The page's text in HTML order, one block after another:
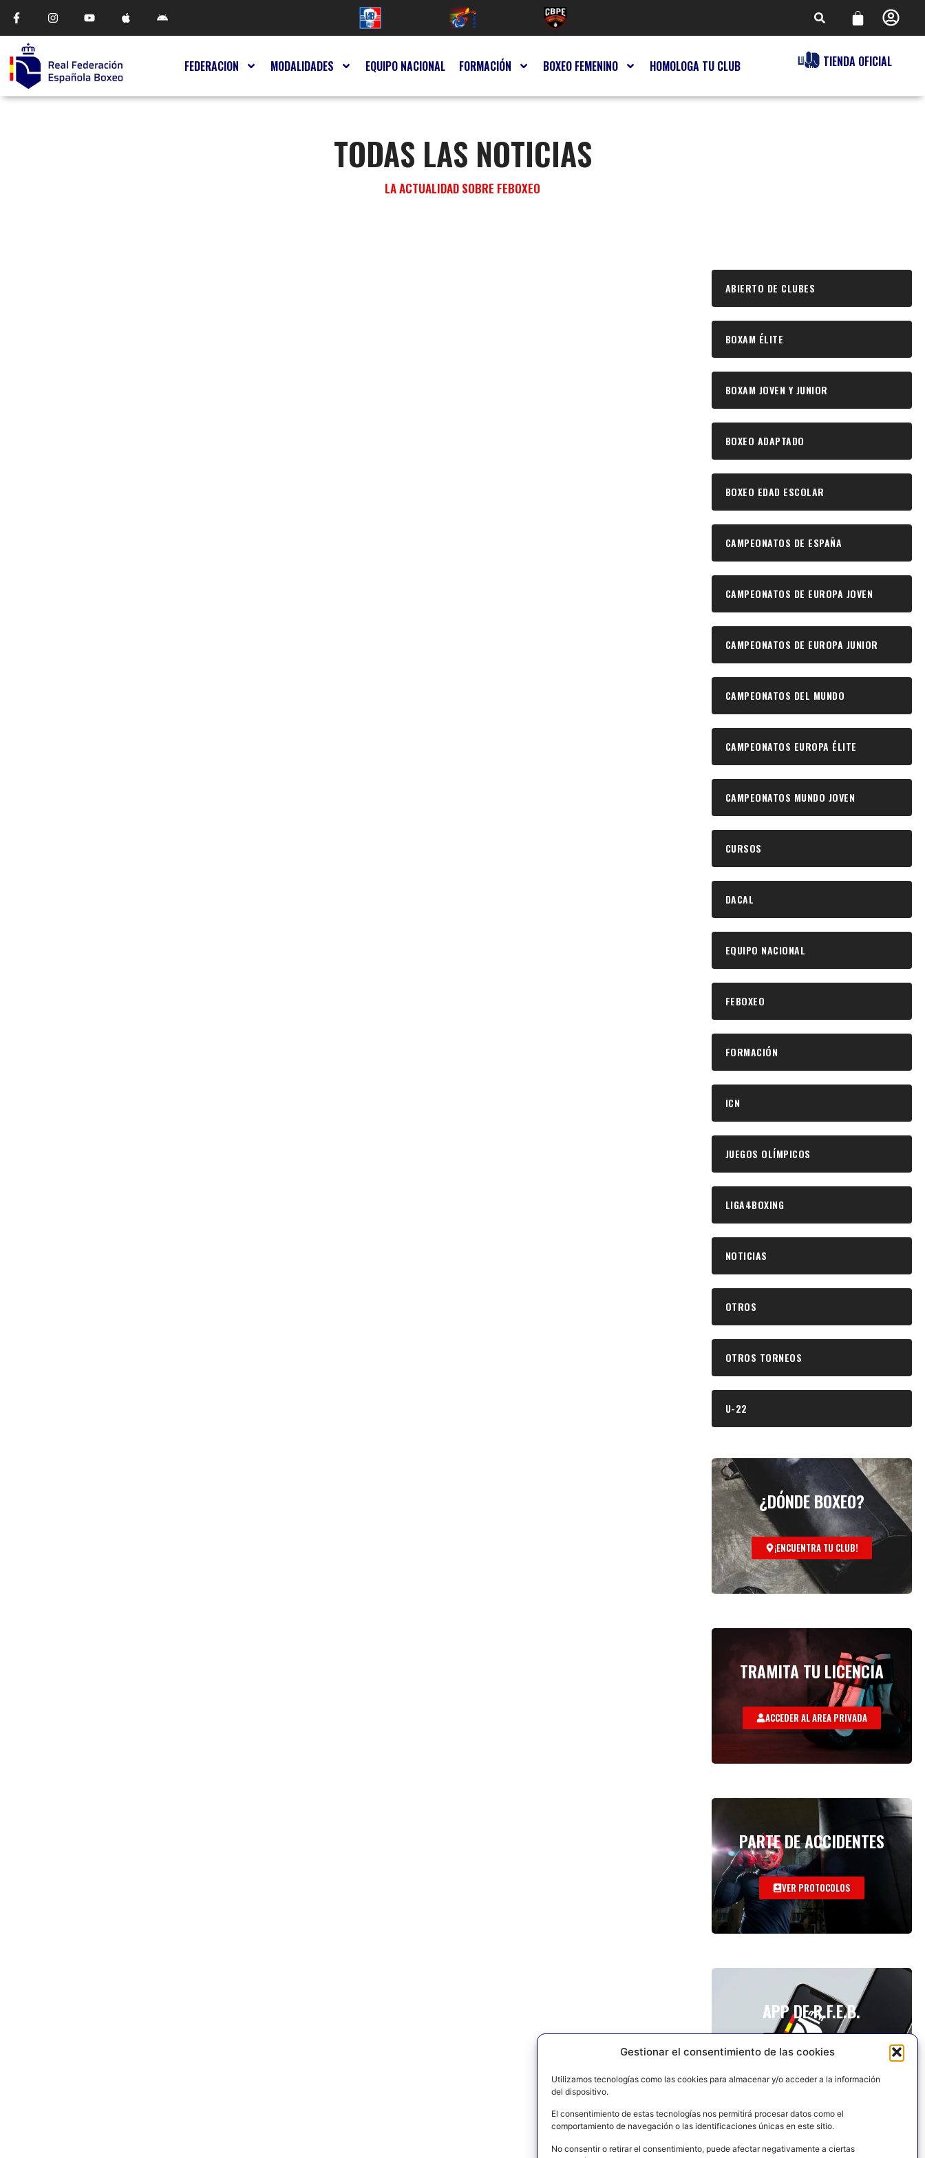
Gestionar el consentimiento de las cookies
Utilizamos tecnologías como las cookies para almacenar y/o acceder a la información
del dispositivo.
El consentimiento de estas tecnologías nos permitirá procesar datos como el
comportamiento de navegación o las identificaciones únicas en este sitio.
No consentir o retirar el consentimiento, puede afectar negativamente a ciertas
FEDERACION MODALIDADES EQUIPO NACIONAL FORMACIÓN BOXEO FEMENINO HOMOLOGA TU CLUB TIENDA OFICIAL
TODAS LAS NOTICIAS
LA ACTUALIDAD SOBRE FEBOXEO
ABIERTO DE CLUBES
BOXAM ÉLITE
BOXAM JOVEN Y JUNIOR
BOXEO ADAPTADO
BOXEO EDAD ESCOLAR
CAMPEONATOS DE ESPAÑA
CAMPEONATOS DE EUROPA JOVEN
CAMPEONATOS DE EUROPA JUNIOR
CAMPEONATOS DEL MUNDO
CAMPEONATOS EUROPA ÉLITE
CAMPEONATOS MUNDO JOVEN
CURSOS
DACAL
EQUIPO NACIONAL
FEBOXEO
FORMACIÓN
ICN
JUEGOS OLÍMPICOS
LIGA4BOXING
NOTICIAS
OTROS
OTROS TORNEOS
U-22
¿DÓNDE BOXEO?
¡ENCUENTRA TU CLUB!
TRAMITA TU LICENCIA
ACCEDER AL AREA PRIVADA
PARTE DE ACCIDENTES
VER PROTOCOLOS
APP DE R.F.E.B.